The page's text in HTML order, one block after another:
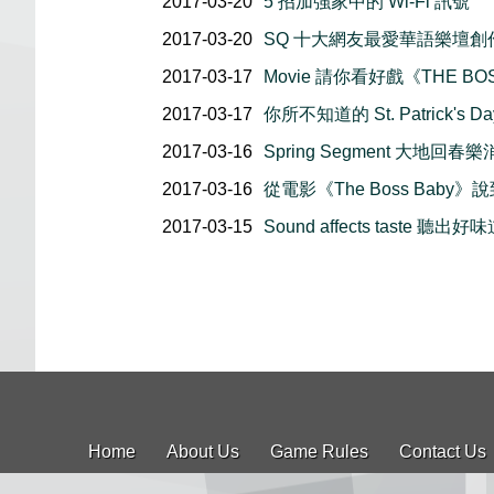
2017-03-20
SQ 十大網友最愛華語樂壇創
2017-03-17
Movie 請你看好戲《THE
2017-03-17 你所不知道的 St. Patrick's
2017-03-16
Spring Segment 大地回春樂
2017-03-16 從電影《The Boss Baby》
2017-03-15
Sound affects taste 聽出好味
Home About Us Game Rules Contact Us